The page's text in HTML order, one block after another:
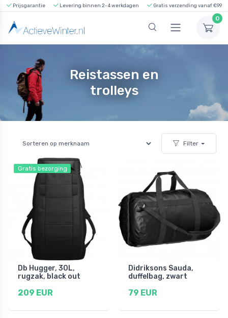
Prijsgarantie Levering binnen 2-4 werkdagen Gratis verzending vanaf €99
0
Reistassen en
trolleys
Filter
Gratis bezorging
Db Hugger, 30L,
rugzak, black out
209 EUR
Didriksons Sauda,
duffelbag, zwart
79 EUR